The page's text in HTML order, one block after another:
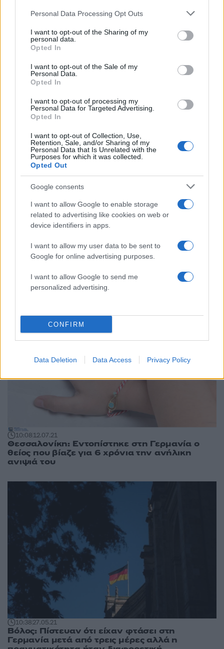
Please note that this website/app uses one or more Google
not limited to your visit or usage behaviour. You may click to
grant or deny consent to Google and its third-party tags to
use your data for below specified purposes in below Google
consent section.
Personal Data Processing Opt Outs
I want to opt-out of the Sharing of my
personal data.
Opted In
I want to opt-out of the Sale of my
Personal Data.
Opted In
I want to opt-out of processing my
Personal Data for Targeted Advertising.
Opted In
I want to opt-out of Collection, Use,
Retention, Sale, and/or Sharing of my
Personal Data that Is Unrelated with the
Purposes for which it was collected.
Opted Out
Google consents
I want to allow Google to enable storage
related to advertising like cookies on web or
device identifiers in apps.
I want to allow my user data to be sent to
Google for online advertising purposes.
I want to allow Google to send me
personalized advertising.
CONFIRM
Data Deletion Data Access Privacy Policy
Μεσσηνία: Πυροβόλησε την ανιψιά του επειδή
διαφωνούσε με αυτά που έλεγε – Πανικός στη
Μεσσήνη
09:43 16.02.22
Νέο σοκ στην Κρήτη: 11χρονη αποκάλυψε στη
10:0812.07.21
Θεσσαλονίκη: Εντοπίστηκε στη Γερμανία ο
θείος που βίαζε για 6 χρόνια την ανήλικη
ανιψιά του
10:3827.05.21
Βόλος: Πίστευαν ότι είχαν φτάσει στη
Γερμανία μετά από τρεις μέρες αλλά η